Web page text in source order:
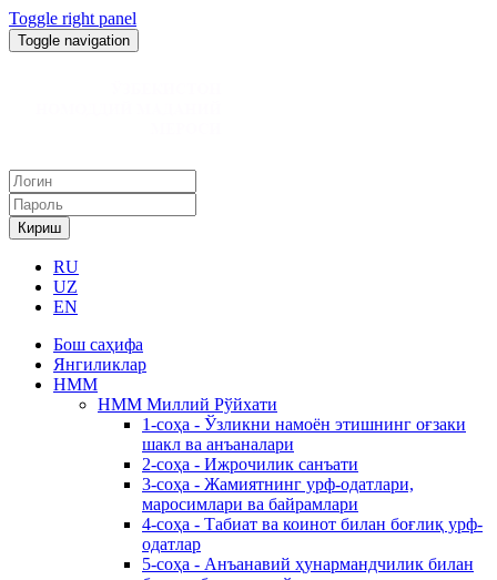
Toggle right panel
Toggle navigation
Кириш
RU
UZ
EN
Бош саҳифа
Янгиликлар
НММ
НММ Миллий Рўйхати
1-соҳа - Ўзликни намоён этишнинг оғзаки
шакл ва анъаналари
2-соҳа - Ижрочилик санъати
3-соҳа - Жамиятнинг урф-одатлари,
маросимлари ва байрамлари
4-соҳа - Табиат ва коинот билан боғлиқ урф-
одатлар
5-соҳа - Анъанавий ҳунармандчилик билан